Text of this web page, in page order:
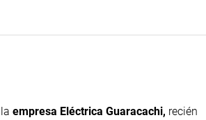
empresa Eléctrica Guaracachi, recién